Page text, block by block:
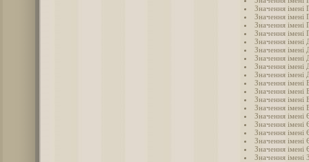
Значення імені
Значення імені
Значення імені
Значення імені
Значення імені
Значення імені
Значення імені
Значення імені
Значення імені
Значення імені
Значення імені
Значення імені
Значення імені
Значення імені
Значення імені
Значення імені
Значення імені
Значення імені
Значення імені